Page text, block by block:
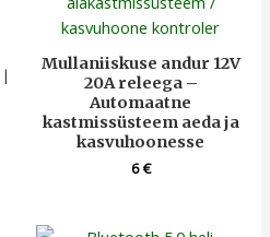
Mullaniiskuse andur 12V
20A releega –
Automaatne
kastmissüsteem aeda ja
kasvuhoonesse
6€